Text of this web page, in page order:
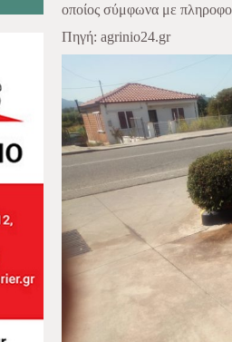
οποίος σύμφωνα με
Πηγή: agrinio24.gr